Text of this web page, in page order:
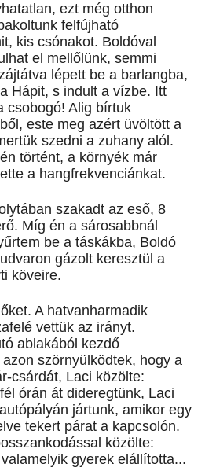
ezt még otthon
felfújható
kis csónakot. Boldóval
el mellőlünk, semmi
lépett be a barlangba,
Hápit, s indult a vízbe. Itt
csobogó! Alig bírtuk
este meg azért üvöltött a
szedni a zuhany alól.
történt, a környék már
a hangfrekvenciánkat.
szakadt az eső, 8
Míg én a sárosabbnál
be a táskákba, Boldó
gázolt keresztül a
köveire.
A hatvanharmadik
vettük az irányt.
ablakából kezdő
szörnyülködtek, hogy a
csárdát, Laci közölte:
órán át dideregtünk, Laci
jártunk, amikor egy
tekert párat a kapcsolón.
közölte:
gyerek elállította...